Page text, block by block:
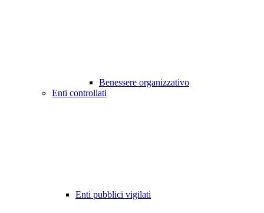
Benessere organizzativo
Enti controllati
Enti pubblici vigilati